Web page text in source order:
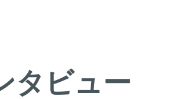
タビュー